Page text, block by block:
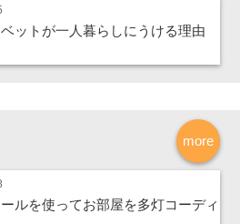
ットが一人暮らしにうける理由
more
ルを使ってお部屋を多灯コーディ